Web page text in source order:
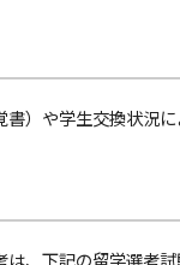
）や学生交換状況